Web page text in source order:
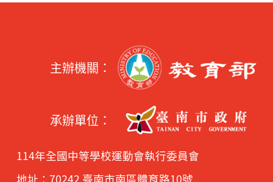
主辦機關：
承辦單位：
114年全國中等學校運動會執行委員會
地址：70242 臺南市南區體育路10號